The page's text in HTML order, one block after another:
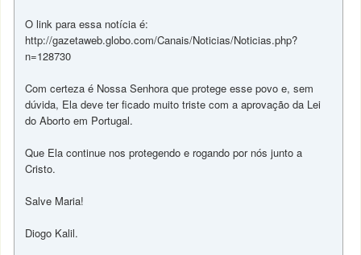
O link para essa notícia é:
http://gazetaweb.globo.com/Canais/Noticias/Noticias.php?
n=128730
Com certeza é Nossa Senhora que protege esse povo e, sem
dúvida, Ela deve ter ficado muito triste com a aprovação da Lei
do Aborto em Portugal.
Que Ela continue nos protegendo e rogando por nós junto a
Cristo.
Salve Maria!
Diogo Kalil.